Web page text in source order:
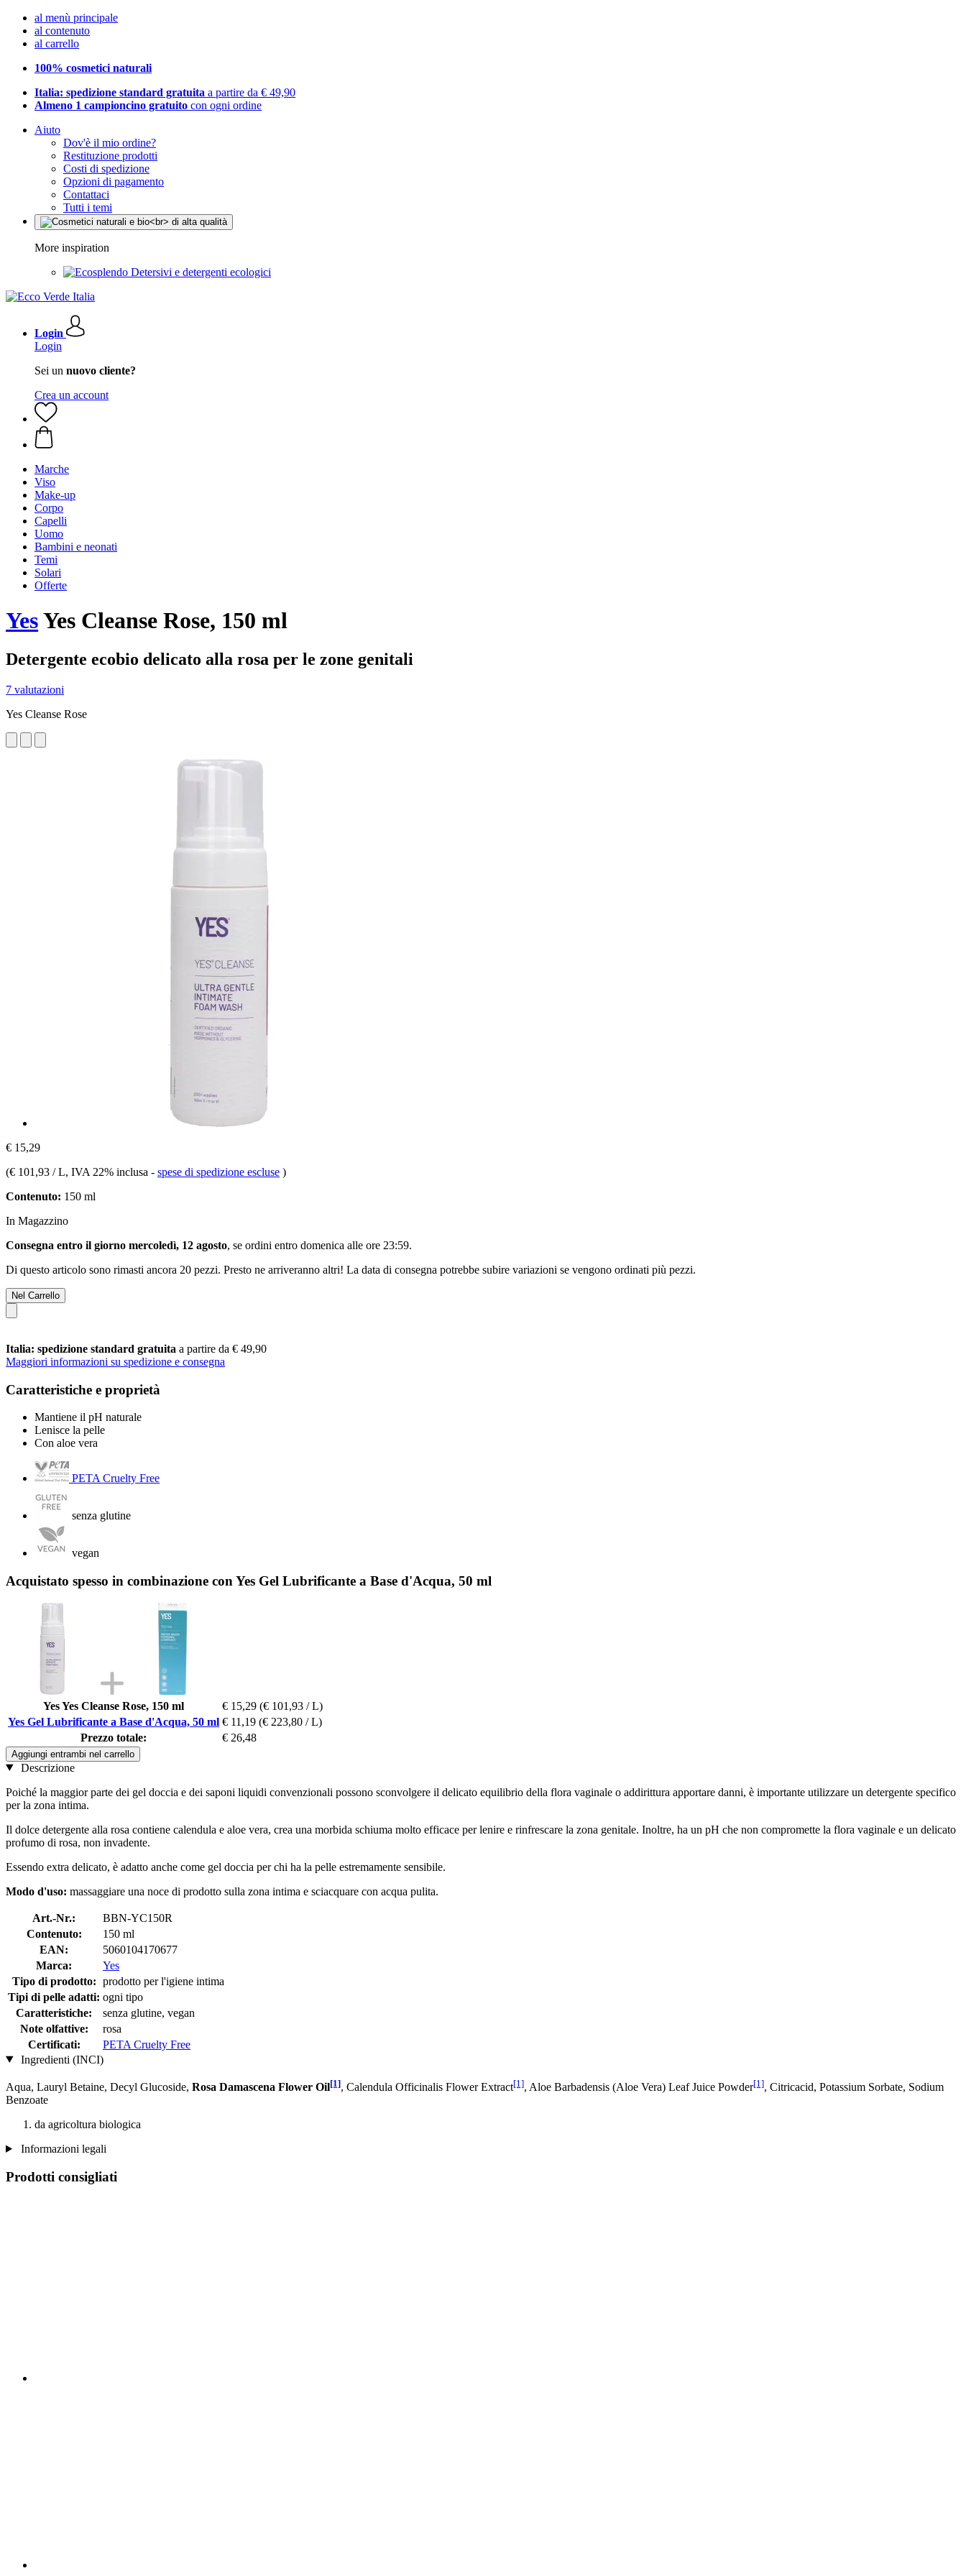
al menù principale
al contenuto
al carrello
100% cosmetici naturali
Italia: spedizione standard gratuita a partire da € 49,90
Almeno 1 campioncino gratuito con ogni ordine
Aiuto
Dov'è il mio ordine?
Restituzione prodotti
Costi di spedizione
Opzioni di pagamento
Contattaci
Tutti i temi
More inspiration
Detersivi e detergenti ecologici
Login
Login
Sei un nuovo cliente?
Crea un account
Marche
Viso
Make-up
Corpo
Capelli
Uomo
Bambini e neonati
Temi
Solari
Offerte
YesYes Cleanse Rose, 150 ml
Detergente ecobio delicato alla rosa per le zone genitali
7 valutazioni
Yes Cleanse Rose
€ 15,29
(€ 101,93 / L, IVA 22% inclusa - spese di spedizione escluse )
Contenuto: 150 ml
In Magazzino
Consegna entro il giorno mercoledì, 12 agosto, se ordini entro domenica alle ore 23:59.
Di questo articolo sono rimasti ancora 20 pezzi. Presto ne arriveranno altri! La data di consegna potrebbe subire variazioni se vengono ordinati più pezzi.
Nel Carrello
Italia: spedizione standard gratuita a partire da € 49,90
Maggiori informazioni su spedizione e consegna
Caratteristiche e proprietà
Mantiene il pH naturale
Lenisce la pelle
Con aloe vera
PETA Cruelty Free
senza glutine
vegan
Acquistato spesso in combinazione con Yes Gel Lubrificante a Base d'Acqua, 50 ml
Yes Yes Cleanse Rose, 150 ml € 15,29 (€ 101,93 / L)
Yes Gel Lubrificante a Base d'Acqua, 50 ml € 11,19 (€ 223,80 / L)
Prezzo totale:
€ 26,48
Aggiungi entrambi nel carrello
Descrizione
Poiché la maggior parte dei gel doccia e dei saponi liquidi convenzionali possono sconvolgere il delicato equilibrio della flora vaginale o addirittura apportare danni, è importante utilizzare un detergente specifico
per la zona intima.
Il dolce detergente alla rosa contiene calendula e aloe vera, crea una morbida schiuma molto efficace per lenire e rinfrescare la zona genitale. Inoltre, ha un pH che non compromette la flora vaginale e un delicato
profumo di rosa, non invadente.
Essendo extra delicato, è adatto anche come gel doccia per chi ha la pelle estremamente sensibile.
Modo d'uso: massaggiare una noce di prodotto sulla zona intima e sciacquare con acqua pulita.
Art.-Nr.:
BBN-YC150R
Contenuto:
150 ml
EAN:
5060104170677
Marca:
Yes
Tipo di prodotto: prodotto per l'igiene intima
Tipi di pelle adatti: ogni tipo
Caratteristiche:
senza glutine, vegan
Note olfattive:
rosa
Certificati:
PETA Cruelty Free
Ingredienti (INCI)
Aqua, Lauryl Betaine, Decyl Glucoside, Rosa Damascena Flower Oil[1], Calendula Officinalis Flower Extract[1], Aloe Barbadensis (Aloe Vera) Leaf Juice Powder[1], Citricacid, Potassium Sorbate, Sodium
Benzoate
da agricoltura biologica
Informazioni legali
Prodotti consigliati